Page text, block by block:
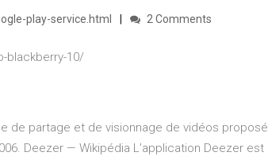
play-service.html 2 Comments
blackberry-10/
de partage et de visionnage de vidéos proposé
Deezer — Wikipédia L’application Deezer est